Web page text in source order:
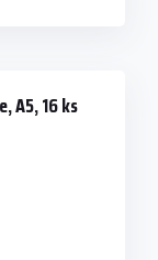
A5, 16 ks